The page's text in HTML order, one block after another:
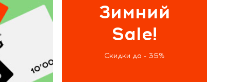
Зимний
Sale!
Скидки до - 35%